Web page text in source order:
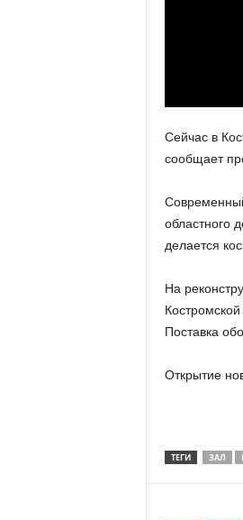
Сейчас в
сообщает
областного
делается
На
Поставка
Открытие
ТЕГИ ЗАЛ